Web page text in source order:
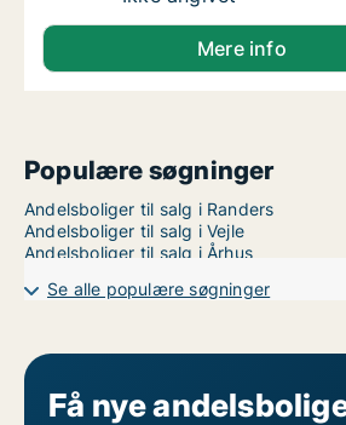
Mere info
Populære søgninger
Andelsboliger til salg i Randers
Andelsboliger til salg i Vejle
Andelsboliger til salg i Århus
Se alle populære søgninger
Få nye